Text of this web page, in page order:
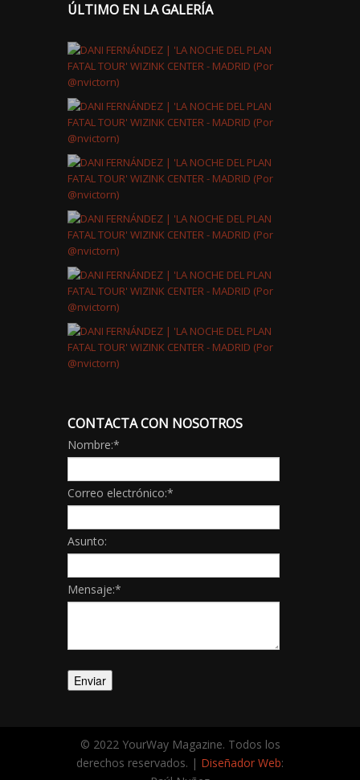
ÚLTIMO EN LA GALERÍA
CONTACTA CON NOSOTROS
Nombre:*
Correo electrónico:*
Asunto:
Mensaje:*
© 2022 YourWay Magazine. Todos los
derechos reservados. | Diseñador Web: